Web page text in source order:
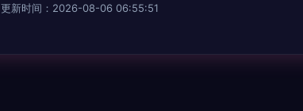
更新时间：2026-08-06 06:55:51